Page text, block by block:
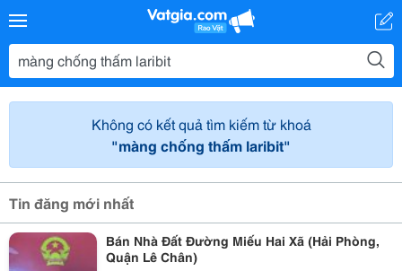
Không có kết quả tìm kiếm từ khoá
"màng chống thấm laribit"
Tin đăng mới nhất
Bán Nhà Đất Đường Miếu Hai Xã (Hải Phòng,
Quận Lê Chân)